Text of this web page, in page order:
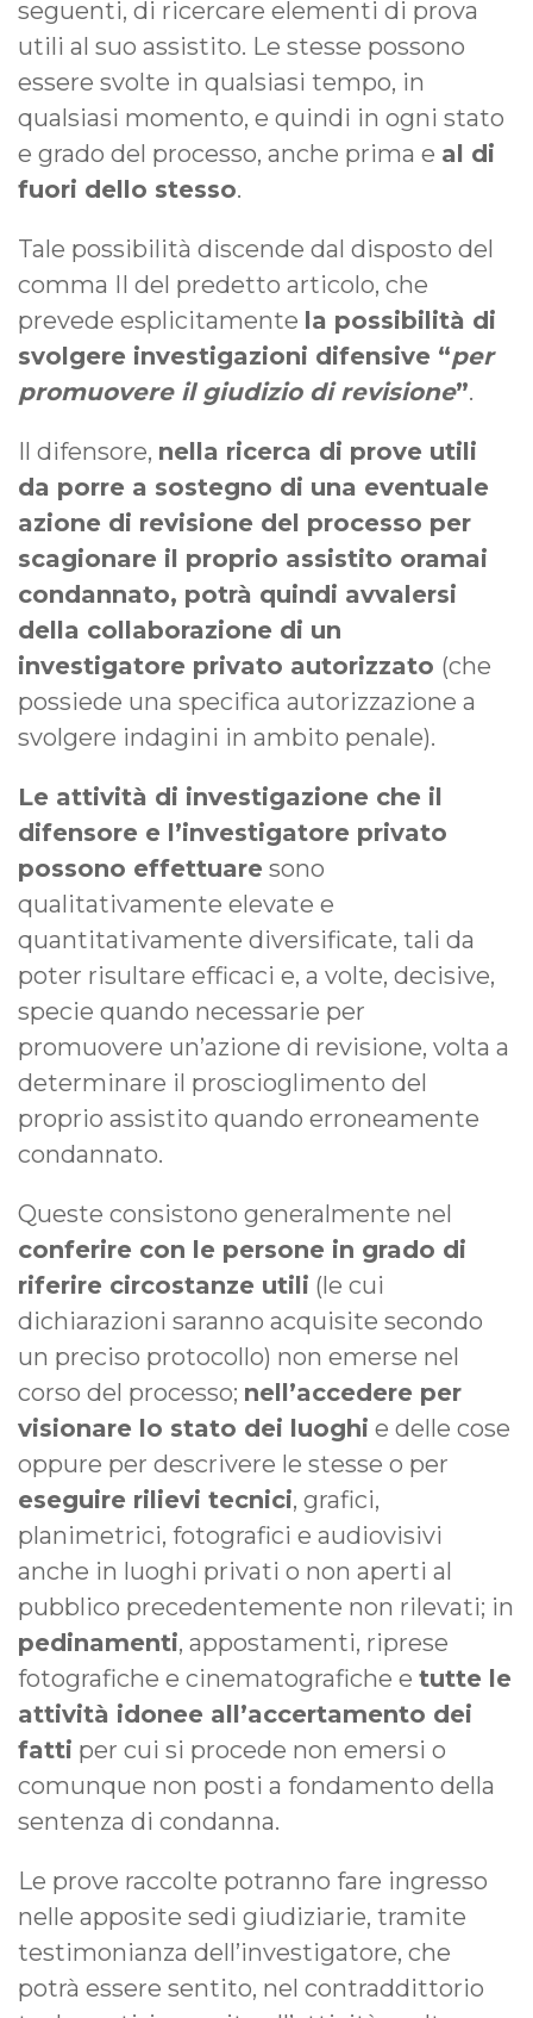
seguenti, di ricercare elementi di prova
utili al suo assistito. Le stesse possono
essere svolte in qualsiasi tempo, in
qualsiasi momento, e quindi in ogni stato
e grado del processo, anche prima e al di
fuori dello stesso.
Tale possibilità discende dal disposto del
comma II del predetto articolo, che
prevede esplicitamente la possibilità di
svolgere investigazioni difensive “per
promuovere il giudizio di revisione”.
Il difensore, nella ricerca di prove utili
da porre a sostegno di una eventuale
azione di revisione del processo per
scagionare il proprio assistito oramai
condannato, potrà quindi avvalersi
della collaborazione di un
investigatore privato autorizzato (che
possiede una specifica autorizzazione a
svolgere indagini in ambito penale).
Le attività di investigazione che il
difensore e l’investigatore privato
possono effettuare sono
qualitativamente elevate e
quantitativamente diversificate, tali da
poter risultare efficaci e, a volte, decisive,
specie quando necessarie per
promuovere un’azione di revisione, volta a
determinare il proscioglimento del
proprio assistito quando erroneamente
condannato.
Queste consistono generalmente nel
conferire con le persone in grado di
riferire circostanze utili (le cui
dichiarazioni saranno acquisite secondo
un preciso protocollo) non emerse nel
corso del processo; nell’accedere per
visionare lo stato dei luoghi e delle cose
oppure per descrivere le stesse o per
eseguire rilievi tecnici, grafici,
planimetrici, fotografici e audiovisivi
anche in luoghi privati o non aperti al
pubblico precedentemente non rilevati; in
pedinamenti, appostamenti, riprese
fotografiche e cinematografiche e tutte le
attività idonee all’accertamento dei
fatti per cui si procede non emersi o
comunque non posti a fondamento della
sentenza di condanna.
Le prove raccolte potranno fare ingresso
nelle apposite sedi giudiziarie, tramite
testimonianza dell’investigatore, che
potrà essere sentito, nel contraddittorio